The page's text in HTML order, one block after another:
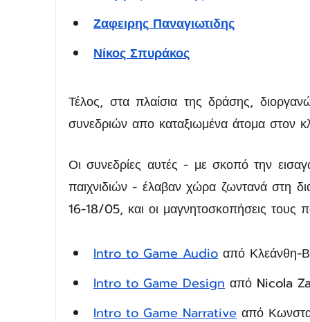
Ζαφειρης Παναγιωτιδης
Νίκος Σπυράκος
Τέλος, στα πλαίσια της δράσης,
συνεδριών απο καταξιωμένα άτομα
Οι συνεδρίες αυτές - με σκοπό την
παιχνιδιών - έλαβαν χώρα ζωντανά στη
16-18/05, και οι μαγνητοσκοπήσεις τους
Intro to Game Audio από Κλεάνθη-
Intro to Game Design από Nicola
Intro to Game Narrative από